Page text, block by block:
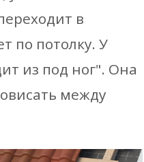
в
по потолку. У
из под ног". Она
между